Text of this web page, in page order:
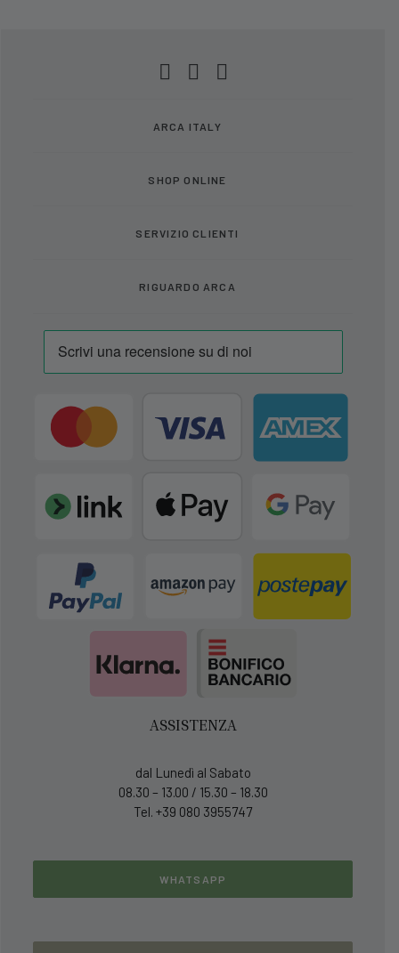
ARCA ITALY
SHOP ONLINE
SERVIZIO CLIENTI
RIGUARDO ARCA
ASSISTENZA
dal Lunedì al Sabato
08.30 – 13.00 / 15.30 – 18.30
Tel. +39 080 3955747
WHATSAPP